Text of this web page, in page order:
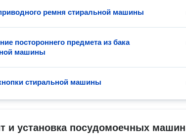
ремня стиральной машины
постороннего предмета из бака
машины
стиральной машины
и установка посудомоечных машин